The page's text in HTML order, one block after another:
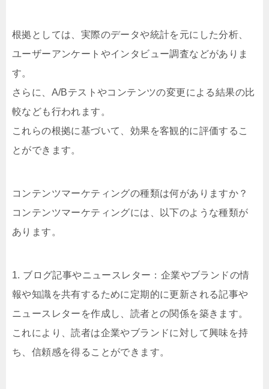
根拠としては、実際のデータや統計を元にした分析、
ユーザーアンケートやインタビュー調査などがありま
す。
さらに、A/Bテストやコンテンツの変更による結果の比
較なども行われます。
これらの根拠に基づいて、効果を客観的に評価するこ
とができます。
コンテンツマーケティングの種類は何がありますか？
コンテンツマーケティングには、以下のような種類が
あります。
1. ブログ記事やニュースレター：企業やブランドの情
報や知識を共有するために定期的に更新される記事や
ニュースレターを作成し、読者との関係を築きます。
これにより、読者は企業やブランドに対して興味を持
ち、信頼感を得ることができます。